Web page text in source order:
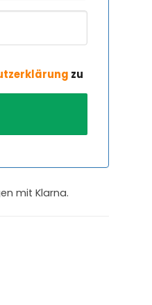
zu
mit Klarna.